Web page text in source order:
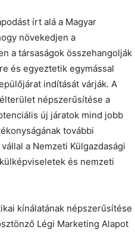
írt alá a Magyar
növekedjen a
a társaságok összehangolják
és egyeztetik egymással
indítását várják. A
népszerűsítése a
új járatok mind jobb
további
a Nemzeti Külgazdasági
és nemzeti
kínálatának népszerűsítése
Légi Marketing Alapot